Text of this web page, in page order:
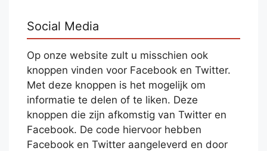
Social Media
Op onze website zult u misschien ook
knoppen vinden voor Facebook en Twitter.
Met deze knoppen is het mogelijk om
informatie te delen of te liken. Deze
knoppen die zijn afkomstig van Twitter en
Facebook. De code hiervoor hebben
Facebook en Twitter aangeleverd en door